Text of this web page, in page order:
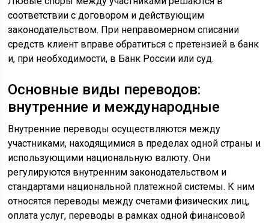
соответствии с договором и действующим
законодательством. При неправомерном списании
средств клиент вправе обратиться с претензией в банк
и, при необходимости, в Банк России или суд.
Основные виды переводов:
внутренние и международные
Внутренние переводы осуществляются между
участниками, находящимися в пределах одной страны и
использующими национальную валюту. Они
регулируются внутренним законодательством и
стандартами национальной платежной системы. К ним
относятся переводы между счетами физических лиц,
оплата услуг, переводы в рамках одной финансовой